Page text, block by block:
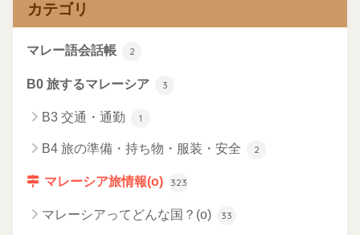
カテゴリ
マレー語会話帳 2
B0 旅するマレーシア 3
B3 交通・通勤 1
B4 旅の準備・持ち物・服装・安全 2
マレーシア旅情報(o) 323
マレーシアってどんな国？(o) 33